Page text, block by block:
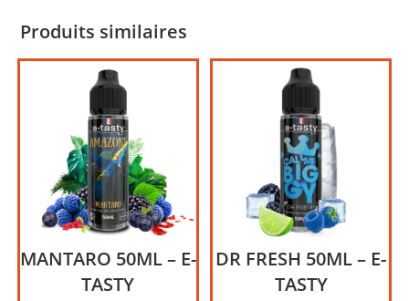
Produits similaires
MANTARO 50ML – E-
TASTY
DR FRESH 50ML – E-
TASTY